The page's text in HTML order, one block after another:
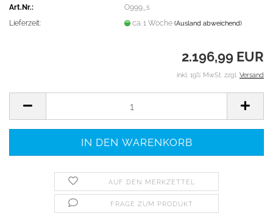
Art.Nr.:
O999_s
Lieferzeit:
ca. 1 Woche(Ausland abweichend)
2.196,99 EUR
inkl. 19% MwSt. zzgl. Versand
AUF DEN MERKZETTEL
FRAGE ZUM PRODUKT